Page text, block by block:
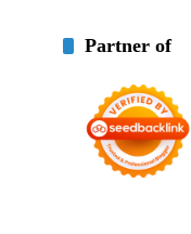
Partner of